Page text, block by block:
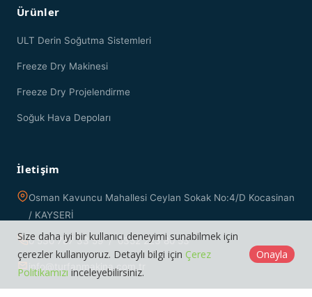
Ürünler
ULT Derin Soğutma Sistemleri
Freeze Dry Makinesi
Freeze Dry Projelendirme
Soğuk Hava Depoları
İletişim
Osman Kavuncu Mahallesi Ceylan Sokak No:4/D Kocasinan
/ KAYSERİ
0 530 787 33 59 / 0352 223 80 53
info@turfanmakina.com.tr
Size daha iyi bir kullanıcı deneyimi sunabilmek için
çerezler kullanıyoruz. Detaylı bilgi için Çerez
Politikamızı inceleyebilirsiniz.
Onayla